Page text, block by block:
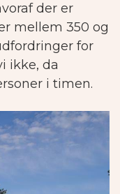
der er
mellem 350 og
for
ikke, da
i timen.